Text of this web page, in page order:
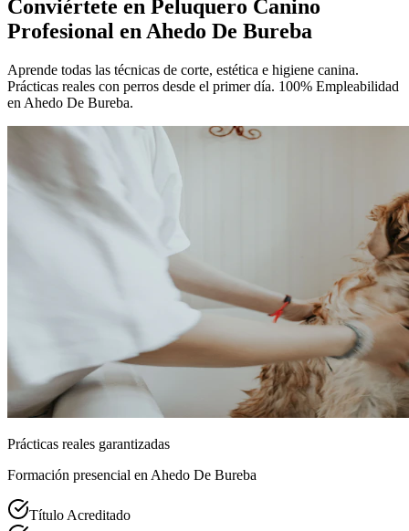
Conviértete en Peluquero Canino
Profesional en Ahedo De Bureba
Aprende todas las técnicas de corte, estética e higiene canina.
Prácticas reales con perros desde el primer día. 100% Empleabilidad
en Ahedo De Bureba.
Prácticas reales garantizadas
Formación presencial en Ahedo De Bureba
Título Acreditado